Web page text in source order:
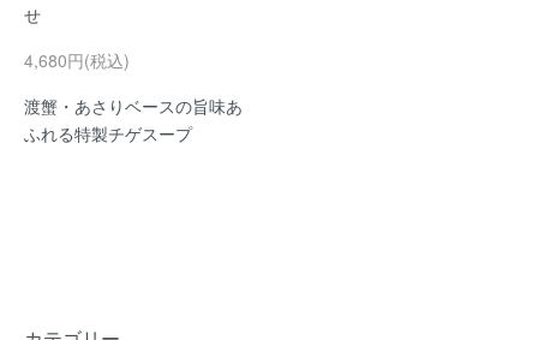
せ
4,680円(税込)
渡蟹・あさりベースの旨味あ
ふれる特製チゲスープ